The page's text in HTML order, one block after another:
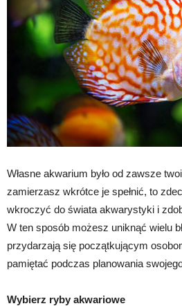
Własne akwarium było od zawsze
zamierzasz wkrótce je spełnić, to
wkroczyć do świata akwarystyki i
W ten sposób możesz uniknąć wielu
przydarzają się początkującym
pamiętać podczas planowania
Wybierz ryby akwariowe